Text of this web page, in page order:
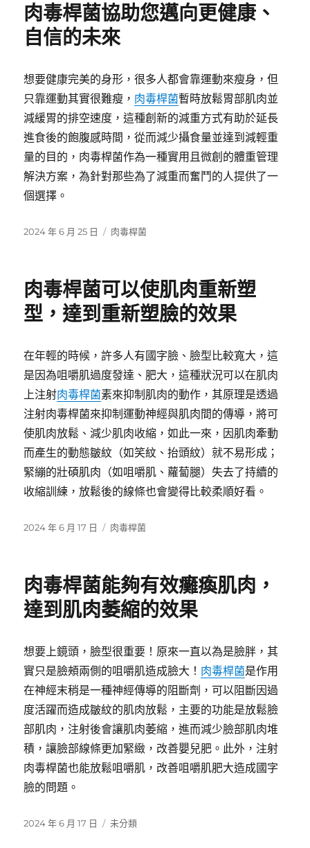
肉毒桿菌協助您邁向更健康、
自信的未來
想要健康完美的身形，很多人都會靠運動來瘦身，但
只靠運動其實很難瘦， 肉毒桿菌暫時放鬆胃部肌肉並
減緩胃的排空速度，這種創新的減重方式有助於延長
進食後的飽腹感時間，從而減少攝食量並達到減輕重
量的目的，肉毒桿菌作為一種實用且微創的體重管理
解決方案，為針對那些為了減重而奮鬥的人提供了一
個選擇。
發
2024 年 6 月 25 日
分
肉毒桿菌
肉毒桿菌可以使肌肉重新塑
型，達到重新塑臉的效果
在年輕的時候，許多人有國字臉、臉型比較寬大，這
是因為咀嚼肌過度發達、肥大，這種狀況可以在肌肉
上注射肉毒桿菌素來抑制肌肉的動作，其原理是透過
注射肉毒桿菌來抑制運動神經與肌肉間的傳導，將可
使肌肉放鬆、減少肌肉收縮，如此一來，因肌肉牽動
而產生的動態皺紋（如笑紋、抬頭紋）就不易形成；
緊繃的壯碩肌肉（如咀嚼肌、蘿蔔腿）失去了持續的
收縮訓練，放鬆後的線條也會變得比較柔順好看。
發
2024 年 6 月 17 日
分
肉毒桿菌
肉毒桿菌能夠有效癱瘓肌肉，
達到肌肉萎縮的效果
想要上鏡頭，臉型很重要！原來一直以為是臉胖，其
實只是臉頰兩側的咀嚼肌造成臉大！ 肉毒桿菌是作用
在神經末稍是一種神經傳導的阻斷劑，可以阻斷因過
度活躍而造成皺紋的肌肉放鬆，主要的功能是放鬆臉
部肌肉，注射後會讓肌肉萎縮，進而減少臉部肌肉堆
積，讓臉部線條更加緊緻，改善嬰兒肥。此外，注射
肉毒桿菌也能放鬆咀嚼肌，改善咀嚼肌肥大造成國字
臉的問題。
發
2024 年 6 月 17 日
分
未分類